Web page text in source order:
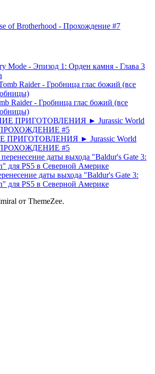
of Brotherhood - Прохождение #7
Mode - Эпизод 1: Орден камня - Глава 3
Raider - Гробница глас божий (все
► Jurassic World
#5
даты выхода "Baldur's Gate 3:
для PS5 в Северной Америке
от ThemeZee.